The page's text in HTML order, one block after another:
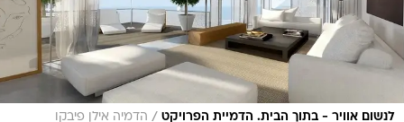
לנשום אוויר - בתוך הבית. הדמיית הפרויקט / הדמיה אילן פיבקו